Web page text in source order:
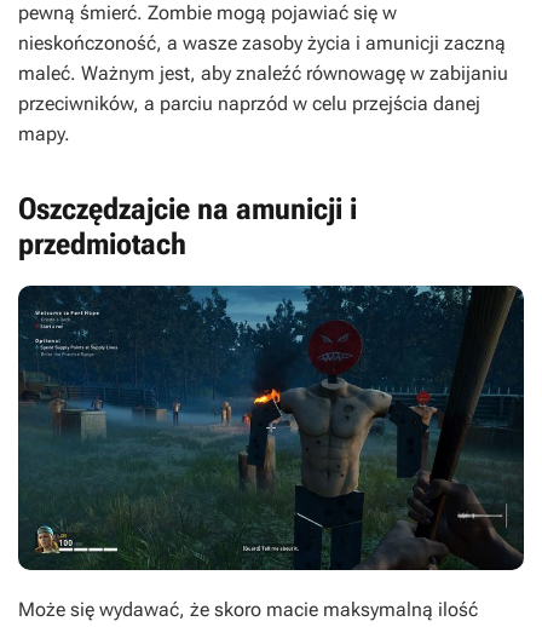
pewną śmierć. Zombie mogą pojawiać się w
nieskończoność, a wasze zasoby życia i amunicji zaczną
maleć. Ważnym jest, aby znaleźć równowagę w zabijaniu
przeciwników, a parciu naprzód w celu przejścia danej
mapy.
Oszczędzajcie na amunicji i
przedmiotach
Może się wydawać, że skoro macie maksymalną ilość